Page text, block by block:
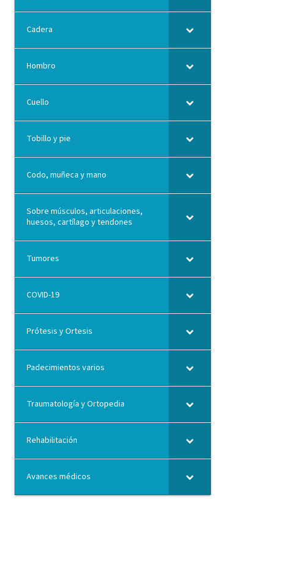
Cadera
Hombro
Cuello
Tobillo y pie
Codo, muñeca y mano
Sobre músculos, articulaciones,
huesos, cartílago y tendones
Tumores
COVID-19
Prótesis y Ortesis
Padecimientos varios
Traumatología y Ortopedia
Rehabilitación
Avances médicos